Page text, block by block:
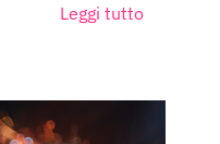
Leggi tutto